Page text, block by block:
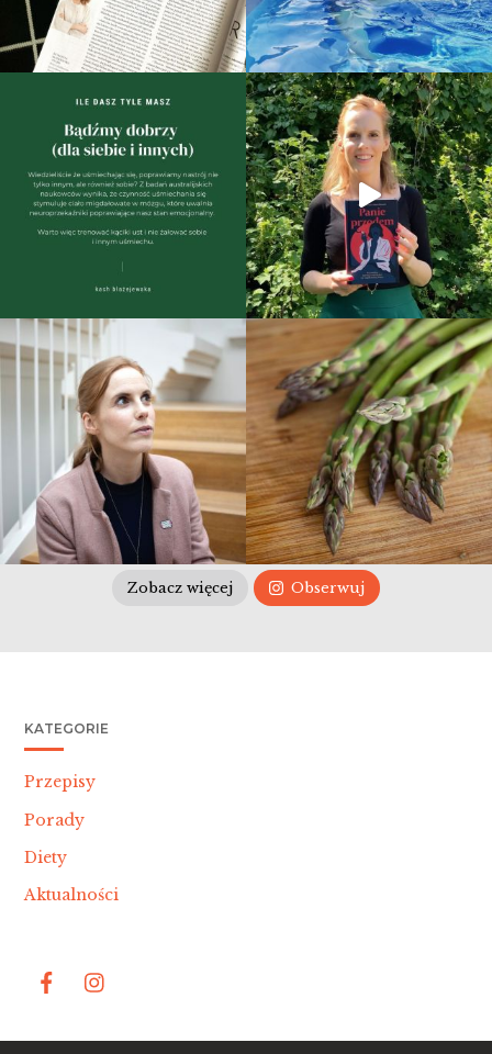
Zobacz więcej Obserwuj
KATEGORIE
Przepisy
Porady
Diety
Aktualności